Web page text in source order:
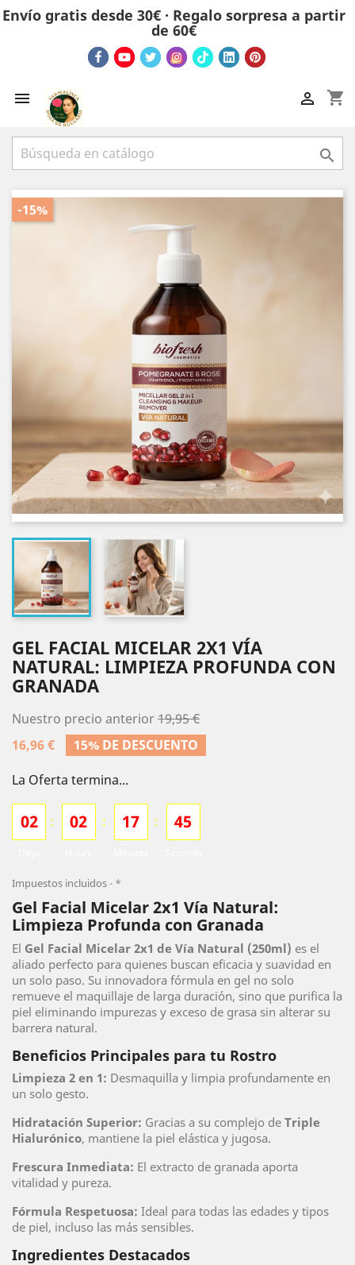
Envío gratis desde 30€ · Regalo sorpresa a partir
de 60€
 shopping_cart


-15%
GEL FACIAL MICELAR 2X1 VÍA
NATURAL: LIMPIEZA PROFUNDA CON
GRANADA
Nuestro precio anterior19,95 €
16,96 €
15% DE DESCUENTO
La Oferta termina...
02 : 02 : 17 : 43
Impuestos incluidos *
Gel Facial Micelar 2x1 Vía Natural:
Limpieza Profunda con Granada
El Gel Facial Micelar 2x1 de Vía Natural (250ml) es el
aliado perfecto para quienes buscan eficacia y suavidad en
un solo paso. Su innovadora fórmula en gel no solo
remueve el maquillaje de larga duración, sino que purifica la
piel eliminando impurezas y exceso de grasa sin alterar su
barrera natural.
Beneficios Principales para tu Rostro
Limpieza 2 en 1: Desmaquilla y limpia profundamente en
un solo gesto.
Hidratación Superior: Gracias a su complejo de Triple
Hialurónico, mantiene la piel elástica y jugosa.
Frescura Inmediata: El extracto de granada aporta
vitalidad y pureza.
Fórmula Respetuosa: Ideal para todas las edades y tipos
de piel, incluso las más sensibles.
Ingredientes Destacados